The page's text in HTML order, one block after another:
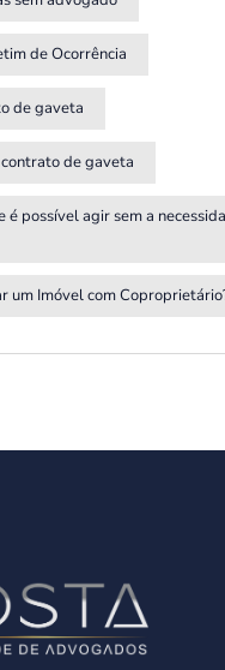
de Ocorrência
de gaveta
de gaveta
é possível agir sem a
um Imóvel com